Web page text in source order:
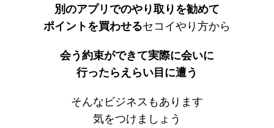
別のアプリでのやり取りを勧めて
ポイントを買わせるセコイやり方から
会う約束ができて実際に会いに
行ったらえらい目に遭う
そんなビジネスもあります
気をつけましょう